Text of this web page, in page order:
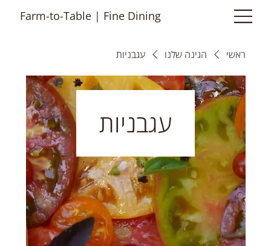
Farm-to-Table | Fine Dining
ראשי הגינה שלנו עגבניות
עגבניות